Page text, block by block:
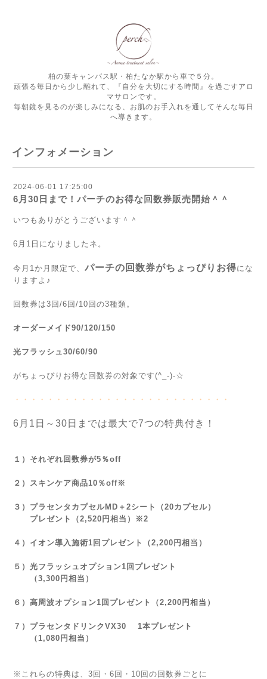
柏の葉キャンパス駅・柏たなか駅から車で５分。
頑張る毎日から少し離れて、『自分を大切にする時間』を過ごすアロ
マサロンです。
毎朝鏡を見るのが楽しみになる、お肌のお手入れを通してそんな毎日
へ導きます。
インフォメーション
2024-06-01 17:25:00
6月30日まで！パーチのお得な回数券販売開始＾＾
いつもありがとうございます＾＾
6月1日になりましたネ。
今月1か月限定で、 パーチの回数券がちょっぴりお得にな
りますよ♪
回数券は3回/6回/10回の3種類。
オーダーメイド90/120/150
光フラッシュ30/60/90
がちょっぴりお得な回数券の対象です(^_-)-☆
・・・・・・・・・・・・・・・・・・・・・・・・・・
6月1日～30日までは最大で7つの特典付き！
１）それぞれ回数券が5％off
２）スキンケア商品10％off※
３）プラセンタカプセルMD＋2シート（20カプセル）
プレゼント（2,520円相当）※2
４）イオン導入施術1回プレゼント（2,200円相当）
５）光フラッシュオプション1回プレゼント
（3,300円相当）
６）高周波オプション1回プレゼント（2,200円相当）
７）プラセンタドリンクVX30 1本プレゼント
（1,080円相当）
※これらの特典は、3回・6回・10回の回数券ごとに